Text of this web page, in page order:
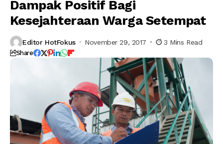
Dampak Positif Bagi
Kesejahteraan Warga Setempat
Editor HotFokus November 29, 2017 3 Mins Read
Share